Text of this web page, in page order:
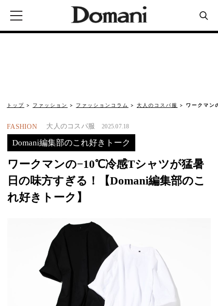
トップ ファッション ファッションコラム 大人のコスパ服 ワークマ
FASHION 大人のコスパ服 2025.07.18
Domani編集部のこれ好きトーク
ワークマンの−10℃冷感Tシャツが猛暑
日の味方すぎる！【Domani編集部のこ
れ好きトーク】